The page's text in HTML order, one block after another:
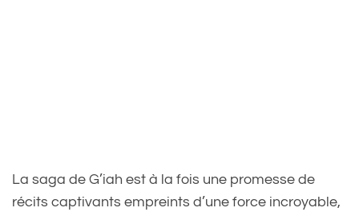
La saga de G’iah est à la fois une promesse de
récits captivants empreints d’une force incroyable,